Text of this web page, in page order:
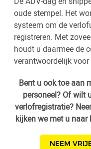
oude stempel. Het
systeem om de
registreren. Met
houdt u daarmee de
verantwoordelijk
Bent u ook toe aan
personeel? Of wilt
verlofregistratie?
kijken we met u
NEEM